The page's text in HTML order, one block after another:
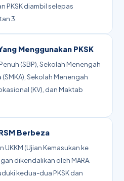
PKSK diambil selepas
3.
Menggunakan PKSK
(SBP), Sekolah Menengah
Sekolah Menengah
(KV), dan Maktab
Berbeza
UKKM (Ujian Kemasukan ke
dikendalikan oleh MARA.
kedua-dua PKSK dan